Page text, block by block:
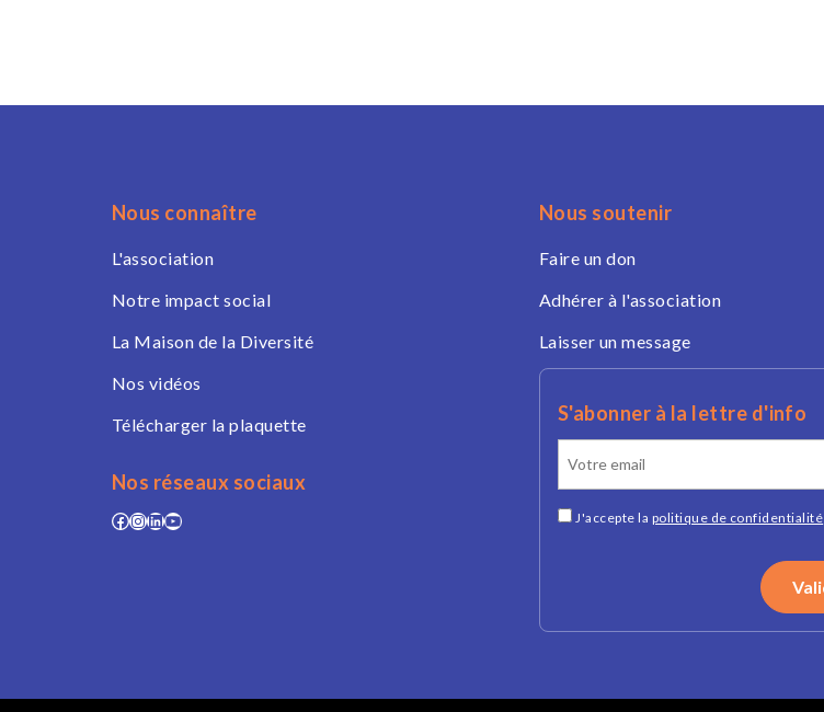
Nous connaître
L'association
Notre impact social
La Maison de la Diversité
Nos vidéos
Télécharger la plaquette
Nos réseaux sociaux
Facebook
Instagram
LinkedIn
YouTube
Nous soutenir
Faire un don
Adhérer à l'association
Laisser un message
S'abonner à la lettre d'info
J'accepte la politique de confidentialité